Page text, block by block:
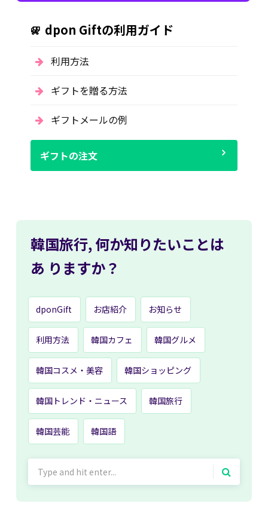
dpon Giftの利用ガイド
利用方法
ギフトを贈る方法
ギフトメールの例
ギフトの注文
韓国旅行, 何か知りたいことは
あ りますか？
dponGift お店紹介 お知らせ
利用方法 韓国カフェ 韓国グルメ
韓国コスメ・美容 韓国ショッピング
韓国トレンド・ニュース 韓国旅行
韓国芸能 韓国語